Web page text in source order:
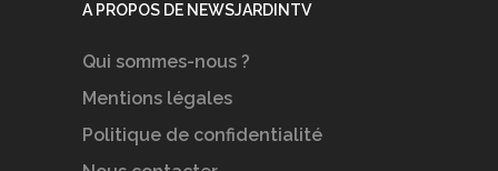
A PROPOS DE NEWSJARDINTV
Qui sommes-nous ?
Mentions légales
Politique de confidentialité